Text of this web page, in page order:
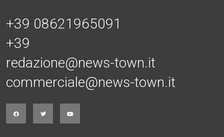
+39 08621965091
+39
redazione@news-town.it
commerciale@news-town.it